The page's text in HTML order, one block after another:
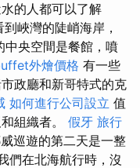
的人都可以了解
峽灣的陡峭海岸，
中央空間是餐館，噴
外燴價格 有一些
政廳和新哥特式的克
如何進行公司設立 值
組織者。 假牙 旅行
巡遊的第二天是一整
們在北海航行時，沒